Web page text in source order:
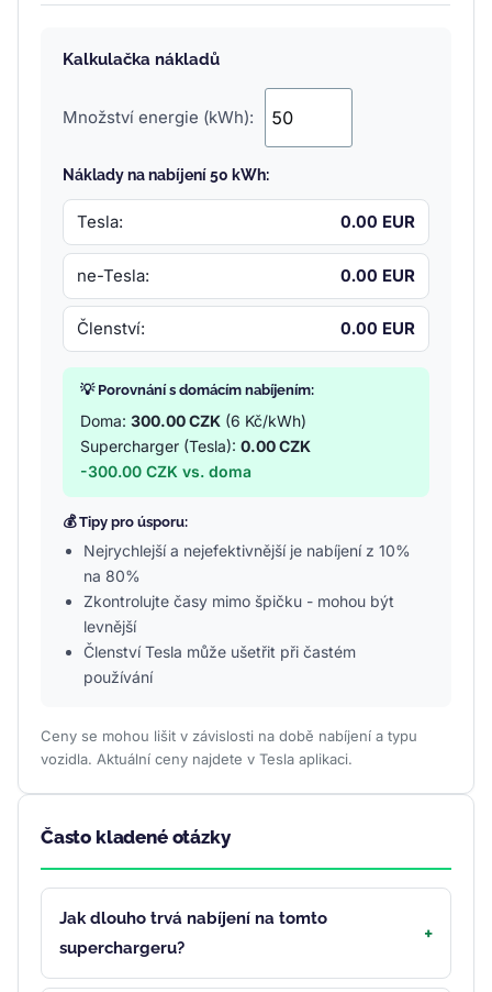
Kalkulačka nákladů
Množství energie (kWh):
Náklady na nabíjení 50 kWh:
Tesla: 0.00 EUR
ne-Tesla: 0.00 EUR
Členství: 0.00 EUR
💡 Porovnání s domácím nabíjením:
Doma: 300.00 CZK (6 Kč/kWh)
Supercharger (Tesla): 0.00 CZK
-300.00 CZK vs. doma
💰 Tipy pro úsporu:
Nejrychlejší a nejefektivnější je nabíjení z 10%
na 80%
Zkontrolujte časy mimo špičku - mohou být
levnější
Členství Tesla může ušetřit při častém
používání
Ceny se mohou lišit v závislosti na době nabíjení a typu
vozidla. Aktuální ceny najdete v Tesla aplikaci.
Často kladené otázky
Jak dlouho trvá nabíjení na tomto
superchargeru?